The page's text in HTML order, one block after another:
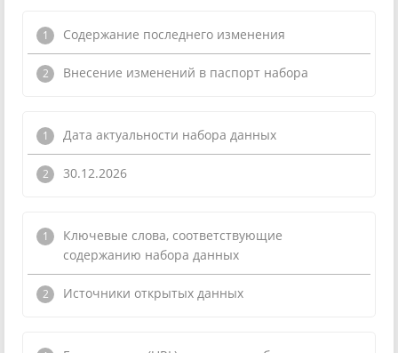
Содержание последнего изменения
Внесение изменений в паспорт набора
Дата актуальности набора данных
30.12.2026
Ключевые слова, соответствующие
содержанию набора данных
Источники открытых данных